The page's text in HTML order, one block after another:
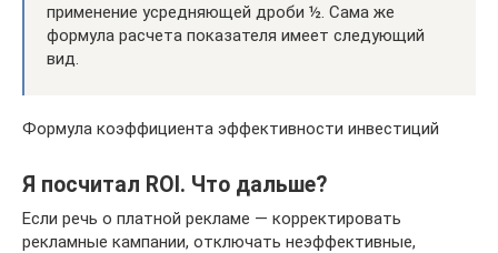
применение усредняющей дроби ½. Сама же
формула расчета показателя имеет следующий
вид.
Формула коэффициента эффективности инвестиций
Я посчитал ROI. Что дальше?
Если речь о платной рекламе — корректировать
рекламные кампании, отключать неэффективные,